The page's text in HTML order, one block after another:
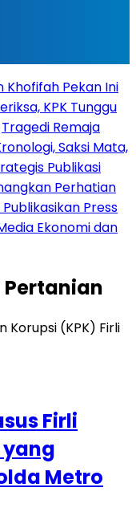
Khofifah Pekan Ini
KPK Tunggu
Tragedi Remaja
Saksi Mata,
Publikasi
Perhatian
Press
Ekonomi dan
Firli
yang
Metro